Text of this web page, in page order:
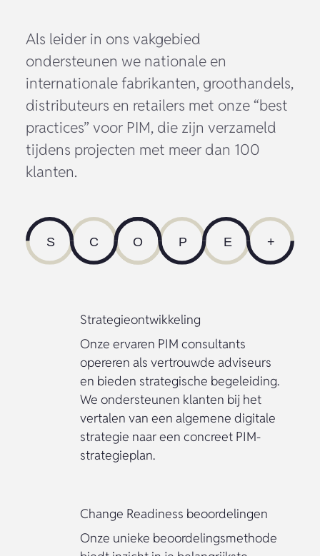
Als leider in ons vakgebied
ondersteunen we nationale en
internationale fabrikanten, groothandels,
distributeurs en retailers met onze “best
practices” voor PIM, die zijn verzameld
tijdens projecten met meer dan 100
klanten.
Strategieontwikkeling
Onze ervaren PIM consultants
opereren als vertrouwde adviseurs
en bieden strategische begeleiding.
We ondersteunen klanten bij het
vertalen van een algemene digitale
strategie naar een concreet PIM-
strategieplan.
Change Readiness beoordelingen
Onze unieke beoordelingsmethode